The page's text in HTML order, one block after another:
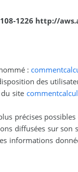
1226 http://
:
des
site
précises
diffusées sur
informations